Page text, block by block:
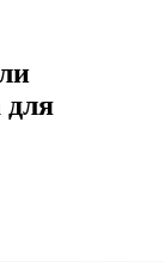
для